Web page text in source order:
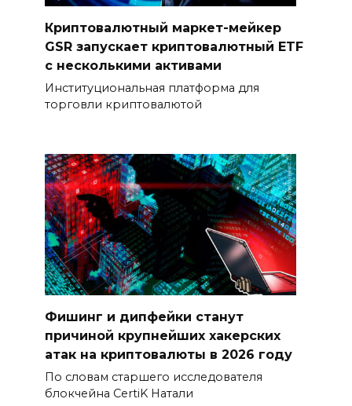
Криптовалютный маркет-мейкер
GSR запускает криптовалютный ETF
с несколькими активами
Институциональная платформа для
торговли криптовалютой
Фишинг и дипфейки станут
причиной крупнейших хакерских
атак на криптовалюты в 2026 году
По словам старшего исследователя
блокчейна CertiK Натали